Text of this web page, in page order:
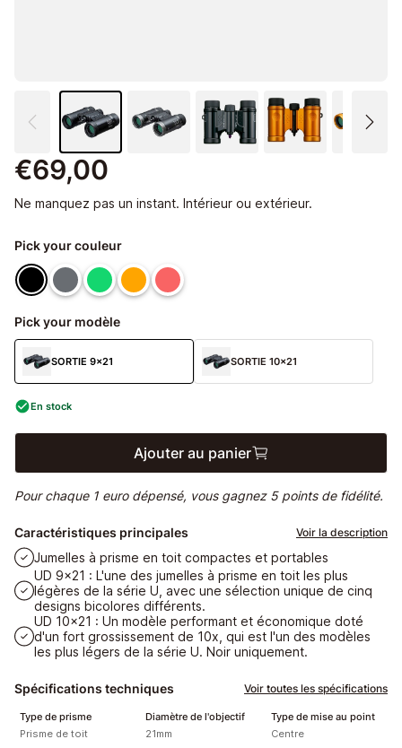
€69,00
Ne manquez pas un instant. Intérieur ou extérieur.
Pick your couleur
Pick your modèle
SORTIE 9x21 SORTIE 10x21
En stock
Ajouter au panier
Pour chaque 1 euro dépensé, vous gagnez 5 points de fidélité.
Caractéristiques principales Voir la description
Jumelles à prisme en toit compactes et portables
UD 9x21 : L'une des jumelles à prisme en toit les plus
légères de la série U, avec une sélection unique de cinq
designs bicolores différents.
UD 10x21 : Un modèle performant et économique doté
d'un fort grossissement de 10x, qui est l'un des modèles
les plus légers de la série U. Noir uniquement.
Spécifications techniques Voir toutes les spécifications
Type de prisme
Prisme de toit
Diamètre de l'objectif
21mm
Type de mise au point
Centre